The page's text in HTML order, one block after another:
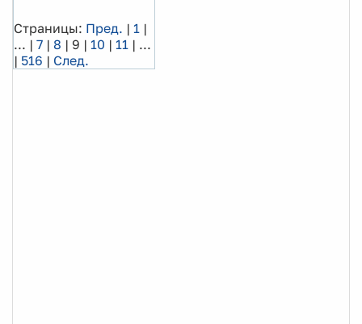
Страницы: Пред. | 1 |
... | 7 | 8 | 9 | 10 | 11 | ...
| 516 | След.